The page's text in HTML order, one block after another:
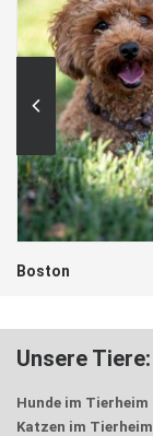
Boston
Unsere Tiere:
Hunde im Tierheim
Katzen im Tierheim